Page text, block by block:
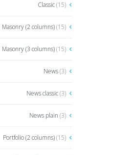
Classic(15)
Masonry (2 columns)(15)
Masonry (3 columns)(15)
News(3)
News classic(3)
News plain (3)
Portfolio (2 columns)(15)